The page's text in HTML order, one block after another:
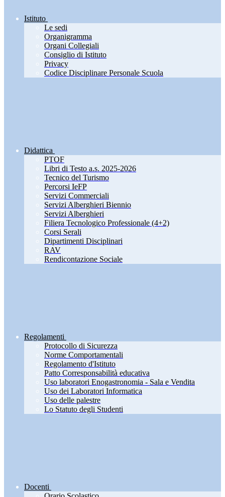
Istituto
Le sedi
Organigramma
Organi Collegiali
Consiglio di Istituto
Privacy
Codice Disciplinare Personale Scuola
Didattica
PTOF
Libri di Testo a.s. 2025-2026
Tecnico del Turismo
Percorsi IeFP
Servizi Commerciali
Servizi Alberghieri Biennio
Servizi Alberghieri
Filiera Tecnologico Professionale (4+2)
Corsi Serali
Dipartimenti Disciplinari
RAV
Rendicontazione Sociale
Regolamenti
Protocollo di Sicurezza
Norme Comportamentali
Regolamento d'Istituto
Patto Corresponsabilità educativa
Uso laboratori Enogastronomia - Sala e Vendita
Uso dei Laboratori Informatica
Uso delle palestre
Lo Statuto degli Studenti
Docenti